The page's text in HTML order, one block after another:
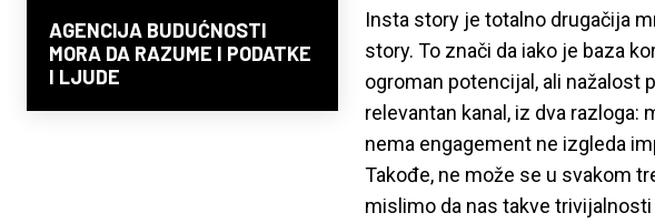
AGENCIJA BUDUĆNOSTI
MORA DA RAZUME I PODATKE
I LJUDE
Insta story je totalno drugačija
story. To znači da iako je baza
ogroman potencijal, ali nažalost
relevantan kanal, iz dva
nema engagement ne izgleda
Takođe, ne može se u svakom
mislimo da nas takve